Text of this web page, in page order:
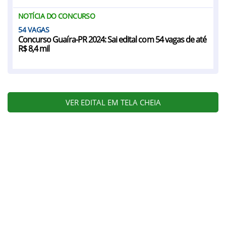
NOTÍCIA DO CONCURSO
54
Concurso Guaíra-PR 2024: Sai edital com 54 vagas de até
R$ 8,4 mil
VER EDITAL EM TELA CHEIA